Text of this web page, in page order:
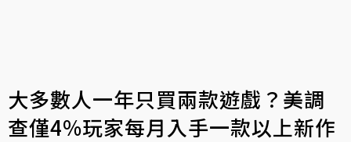
大多數人一年只買兩款遊戲？美調
查僅4%玩家每月入手一款以上新作